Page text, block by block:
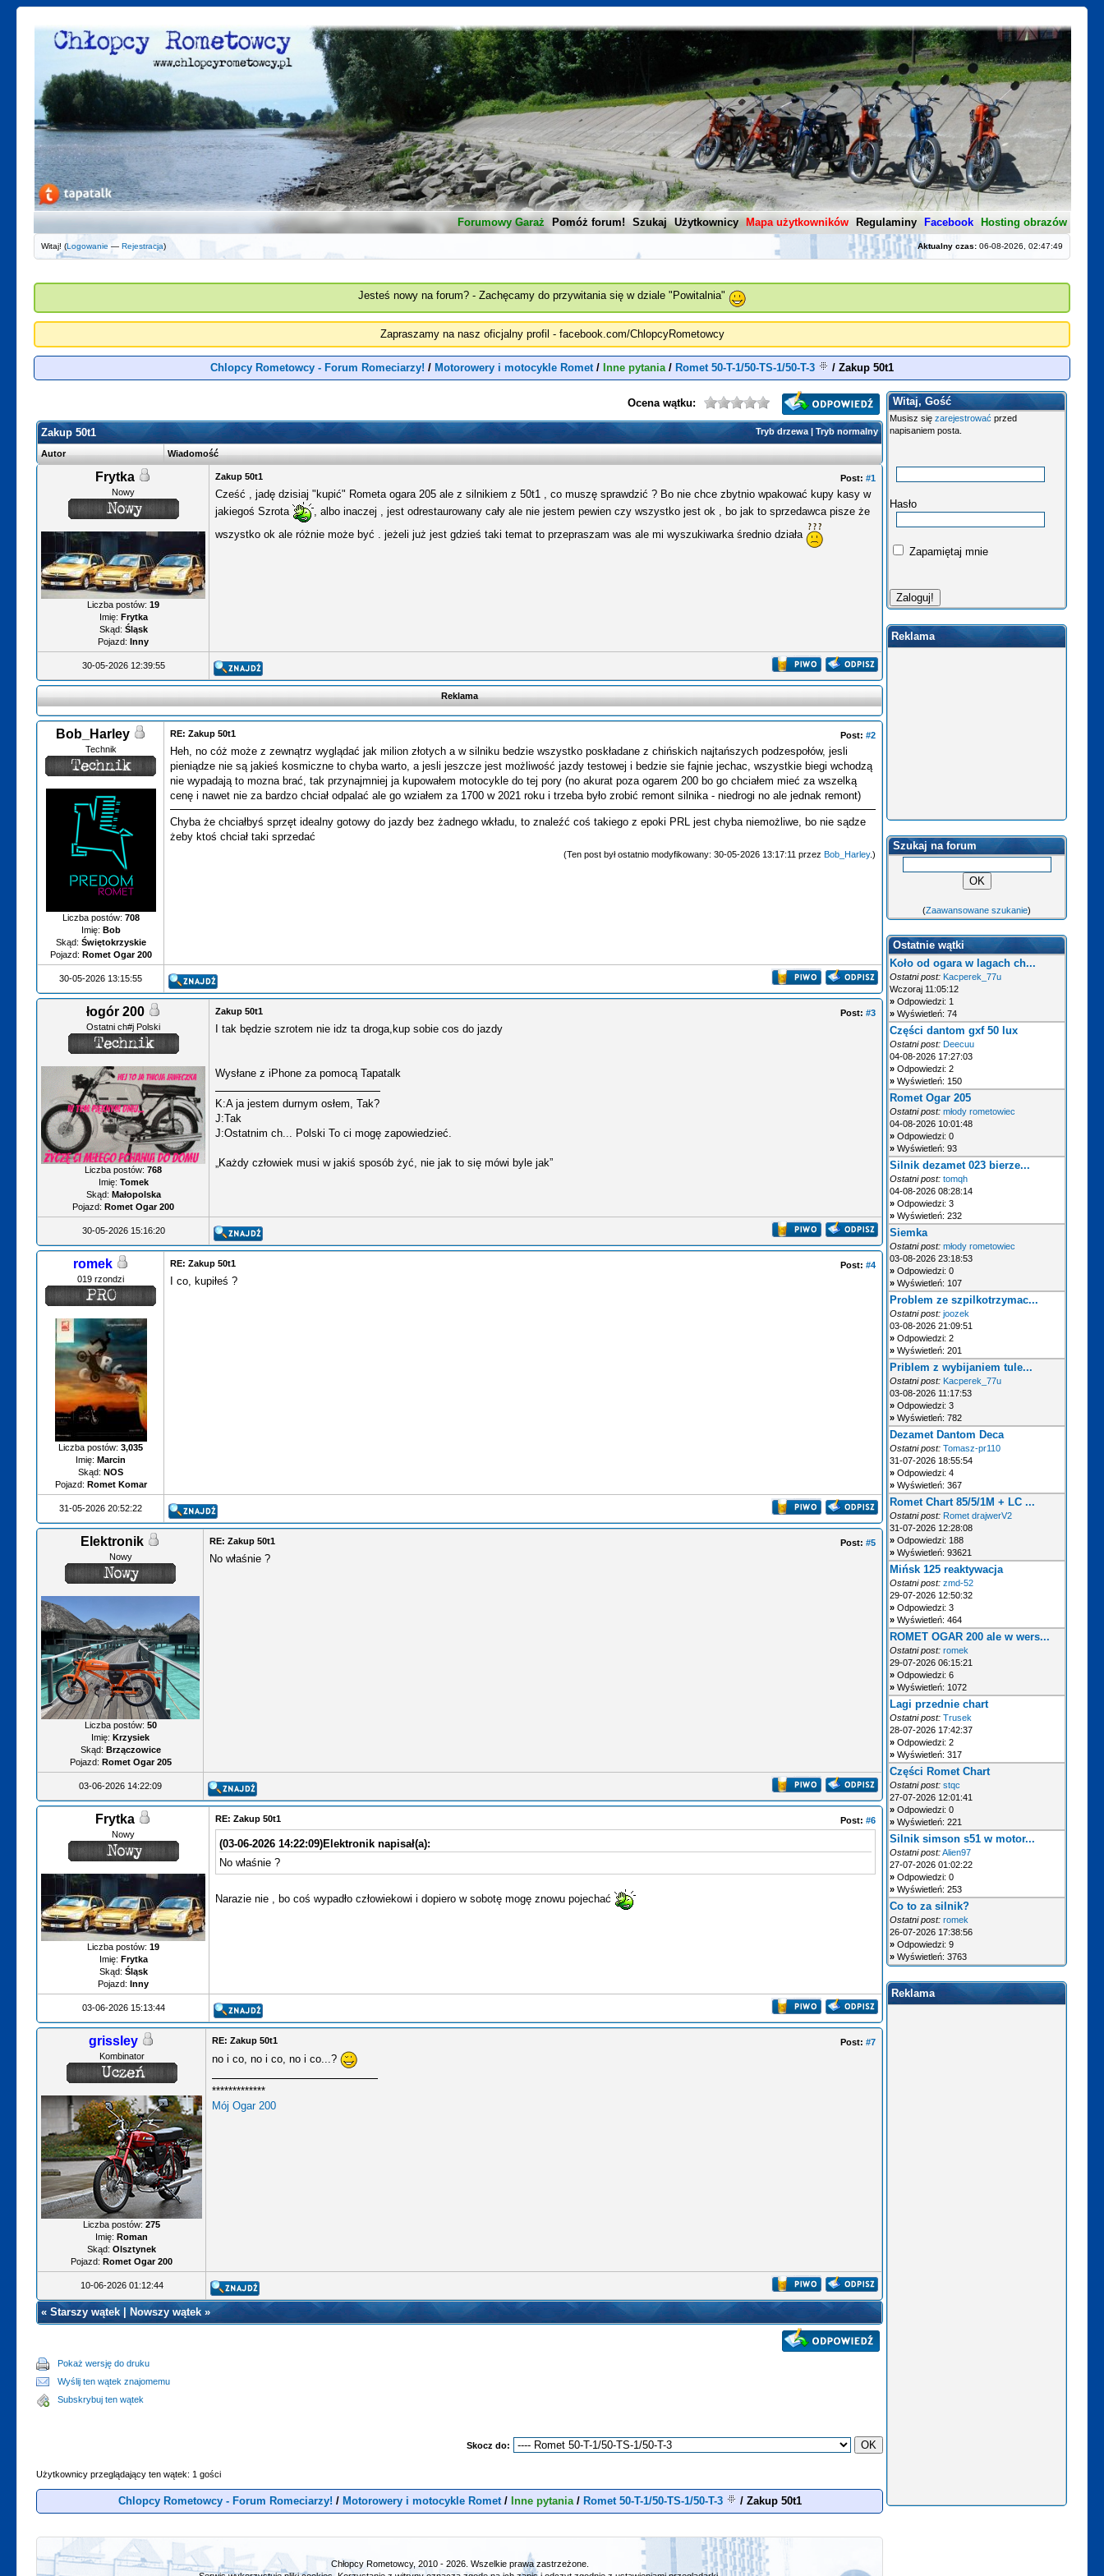
Forumowy Garaż Pomóż forum! Szukaj Użytkownicy Mapa użytkowników Regulaminy Facebook Hosting obrazów
Aktualny czas:06-08-2026, 02:47:49
Witaj! (Logowanie —Rejestracja)
Jesteś nowy na forum? - Zachęcamy do przywitania się w dziale "Powitalnia"
Zapraszamy na nasz oficjalny profil - facebook.com/ChlopcyRometowcy
Chlopcy Rometowcy - Forum Romeciarzy! / Motorowery i motocykle Romet/ Inne pytania/ Romet 50-T-1/50-TS-1/50-T-3 / Zakup 50t1
Ocena wątku:
Tryb drzewa|Tryb normalny
Zakup 50t1
Autor Wiadomość
Frytka
Nowy
Liczba postów:19
Imię: Frytka
Skąd: Śląsk
Pojazd: Inny
Post:#1
Zakup 50t1
Cześć , jadę dzisiaj "kupić" Rometa ogara 205 ale z silnikiem z 50t1 , co muszę sprawdzić ? Bo nie chce zbytnio wpakować kupy kasy w
jakiegoś Szrota
, albo inaczej , jest odrestaurowany cały ale nie jestem pewien czy wszystko jest ok , bo jak to sprzedawca pisze że
wszystko ok ale różnie może być . jeżeli już jest gdzieś taki temat to przepraszam was ale mi wyszukiwarka średnio działa
30-05-2026 12:39:55
Reklama
Bob_Harley
Technik
Liczba postów: 708
Imię: Bob
Skąd: Świętokrzyskie
Pojazd: Romet Ogar 200
Post:#2
RE: Zakup 50t1
Heh, no cóż może z zewnątrz wyglądać jak milion złotych a w silniku bedzie wszystko poskładane z chińskich najtańszych podzespołów, jesli
pieniądze nie są jakieś kosmiczne to chyba warto, a jesli jeszcze jest możliwość jazdy testowej i bedzie sie fajnie jechac, wszystkie biegi wchodzą
nie wypadają to mozna brać, tak przynajmniej ja kupowałem motocykle do tej pory (no akurat poza ogarem 200 bo go chciałem mieć za wszelką
cenę i nawet nie za bardzo chciał odpalać ale go wziałem za 1700 w 2021 roku i trzeba było zrobić remont silnika - niedrogi no ale jednak remont)
Chyba że chciałbyś sprzęt idealny gotowy do jazdy bez żadnego wkładu, to znaleźć coś takiego z epoki PRL jest chyba niemożliwe, bo nie sądze
żeby ktoś chciał taki sprzedać
(Ten post był ostatnio modyfikowany: 30-05-2026 13:17:11 przez Bob_Harley.)
30-05-2026 13:15:55
łogór 200
Ostatni ch#j Polski
Liczba postów:768
Imię: Tomek
Skąd: Małopolska
Pojazd: Romet Ogar 200
Post:#3
Zakup 50t1
I tak będzie szrotem nie idz ta droga,kup sobie cos do jazdy
Wysłane z iPhone za pomocą Tapatalk
K:A ja jestem durnym osłem, Tak?
J:Tak
J:Ostatnim ch... Polski To ci mogę zapowiedzieć.
„Każdy człowiek musi w jakiś sposób żyć, nie jak to się mówi byle jak”
30-05-2026 15:16:20
romek
019 rzondzi
Liczba postów:3,035
Imię: Marcin
Skąd: NOS
Pojazd: Romet Komar
Post:#4
RE: Zakup 50t1
I co, kupiłeś ?
31-05-2026 20:52:22
Elektronik
Nowy
Liczba postów: 50
Imię: Krzysiek
Skąd: Brzączowice
Pojazd: Romet Ogar 205
Post:#5
RE: Zakup 50t1
No właśnie ?
03-06-2026 14:22:09
Frytka
Nowy
Liczba postów:19
Imię: Frytka
Skąd: Śląsk
Pojazd: Inny
Post:#6
RE: Zakup 50t1
(03-06-2026 14:22:09)Elektronik napisał(a):
No właśnie ?
Narazie nie , bo coś wypadło człowiekowi i dopiero w sobotę mogę znowu pojechać
03-06-2026 15:13:44
grissley
Kombinator
Liczba postów:275
Imię: Roman
Skąd: Olsztynek
Pojazd: Romet Ogar 200
Post:#7
RE: Zakup 50t1
no i co, no i co, no i co...?
*************
Mój Ogar 200
10-06-2026 01:12:44
«Starszy wątek Nowszy wątek»
Pokaż wersję do druku
Wyślij ten wątek znajomemu
Subskrybuj ten wątek
Skocz do:
Użytkownicy przeglądający ten wątek: 1 gości
Chlopcy Rometowcy - Forum Romeciarzy! / Motorowery i motocykle Romet/ Inne pytania/ Romet 50-T-1/50-TS-1/50-T-3 / Zakup 50t1
Chłopcy Rometowcy, 2010 - 2026. Wszelkie prawa zastrzeżone.
Witaj, Gość
Musisz sięzarejestrować przed
napisaniem posta.
Hasło
Zapamiętaj mnie
Reklama
Szukaj na forum
(Zaawansowane szukanie)
Ostatnie wątki
Koło od ogara w lagach ch...
Ostatni post: Kacperek_77u
Wczoraj 11:05:12
»Odpowiedzi: 1
»Wyświetleń: 74
Części dantom gxf 50 lux
Ostatni post: Deecuu
04-08-2026 17:27:03
»Odpowiedzi: 2
»Wyświetleń: 150
Romet Ogar 205
Ostatni post: młody rometowiec
04-08-2026 10:01:48
»Odpowiedzi: 0
»Wyświetleń: 93
Silnik dezamet 023 bierze...
Ostatni post: tomqh
04-08-2026 08:28:14
»Odpowiedzi: 3
»Wyświetleń: 232
Siemka
Ostatni post: młody rometowiec
03-08-2026 23:18:53
»Odpowiedzi: 0
»Wyświetleń: 107
Problem ze szpilkotrzymac...
Ostatni post: joozek
03-08-2026 21:09:51
»Odpowiedzi: 2
»Wyświetleń: 201
Priblem z wybijaniem tule...
Ostatni post: Kacperek_77u
03-08-2026 11:17:53
»Odpowiedzi: 3
»Wyświetleń: 782
Dezamet Dantom Deca
Ostatni post: Tomasz-pr110
31-07-2026 18:55:54
»Odpowiedzi: 4
»Wyświetleń: 367
Romet Chart 85/5/1M + LC ...
Ostatni post: Romet drajwerV2
31-07-2026 12:28:08
»Odpowiedzi: 188
»Wyświetleń: 93621
Mińsk 125 reaktywacja
Ostatni post: zmd-52
29-07-2026 12:50:32
»Odpowiedzi: 3
»Wyświetleń: 464
ROMET OGAR 200 ale w wers...
Ostatni post: romek
29-07-2026 06:15:21
»Odpowiedzi: 6
»Wyświetleń: 1072
Lagi przednie chart
Ostatni post: Trusek
28-07-2026 17:42:37
»Odpowiedzi: 2
»Wyświetleń: 317
Części Romet Chart
Ostatni post: stqc
27-07-2026 12:01:41
»Odpowiedzi: 0
»Wyświetleń: 221
Silnik simson s51 w motor...
Ostatni post:Alien97
27-07-2026 01:02:22
»Odpowiedzi: 0
»Wyświetleń: 253
Co to za silnik?
Ostatni post: romek
26-07-2026 17:38:56
»Odpowiedzi: 9
»Wyświetleń: 3763
Reklama